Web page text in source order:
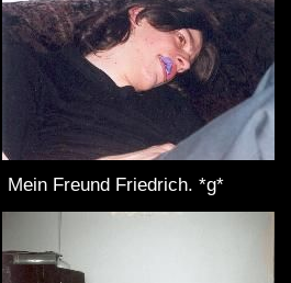
Mein Freund Friedrich. *g*